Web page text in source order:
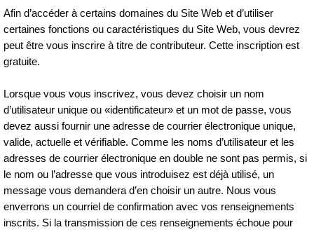
Afin d’accéder à certains domaines du Site Web et d’utiliser
certaines fonctions ou caractéristiques du Site Web, vous devrez
peut être vous inscrire à titre de contributeur. Cette inscription est
gratuite.
Lorsque vous vous inscrivez, vous devez choisir un nom
d’utilisateur unique ou «identificateur» et un mot de passe, vous
devez aussi fournir une adresse de courrier électronique unique,
valide, actuelle et vérifiable. Comme les noms d’utilisateur et les
adresses de courrier électronique en double ne sont pas permis, si
le nom ou l’adresse que vous introduisez est déjà utilisé, un
message vous demandera d’en choisir un autre. Nous vous
enverrons un courriel de confirmation avec vos renseignements
inscrits. Si la transmission de ces renseignements échoue pour